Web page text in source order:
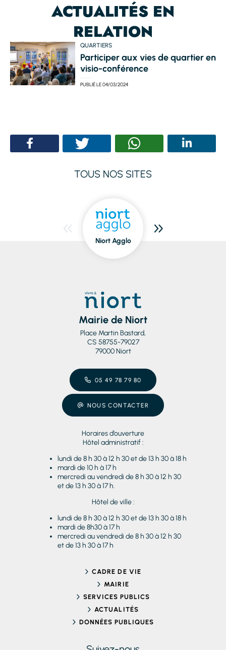
ACTUALITÉS EN
RELATION
QUARTIERS
Participer aux vies de quartier en
visio-conférence
PUBLIÉ LE04/03/2024
TOUS NOS SITES
Niort Agglo
Mairie de Niort
Place Martin Bastard,
CS 58755-79027
79000 Niort
05 49 78 79 80
NOUS CONTACTER
Horaires d’ouverture
Hôtel administratif :
lundi de 8 h 30 à 12 h 30 et de 13 h 30 à 18 h
mardi de 10 h à 17 h
mercredi au vendredi de 8 h 30 à 12 h 30
et de 13 h 30 à 17 h.
Hôtel de ville :
lundi de 8 h 30 à 12 h 30 et de 13 h 30 à 18 h
mardi de 8h30 à 17 h
mercredi au vendredi de 8 h 30 à 12 h 30
et de 13 h 30 à 17 h
CADRE DE VIE
MAIRIE
SERVICES PUBLICS
ACTUALITÉS
DONNÉES PUBLIQUES